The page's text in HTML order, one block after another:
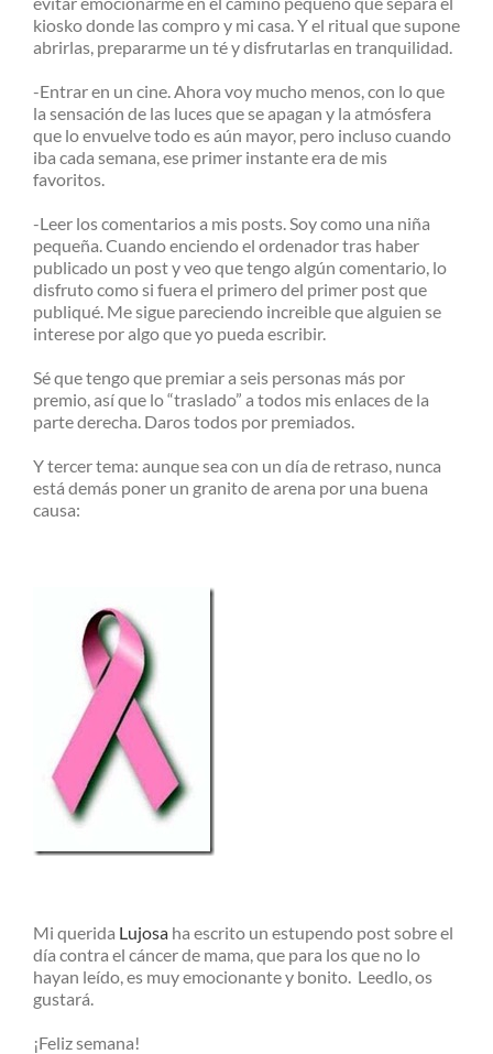
kiosko donde las compro y mi casa. Y el ritual que supone
abrirlas, prepararme un té y disfrutarlas en tranquilidad.
-Entrar en un cine. Ahora voy mucho menos, con lo que
la sensación de las luces que se apagan y la atmósfera
que lo envuelve todo es aún mayor, pero incluso cuando
iba cada semana, ese primer instante era de mis
favoritos.
-Leer los comentarios a mis posts. Soy como una niña
pequeña. Cuando enciendo el ordenador tras haber
publicado un post y veo que tengo algún comentario, lo
disfruto como si fuera el primero del primer post que
publiqué. Me sigue pareciendo increible que alguien se
interese por algo que yo pueda escribir.
Sé que tengo que premiar a seis personas más por
premio, así que lo “traslado” a todos mis enlaces de la
parte derecha. Daros todos por premiados.
Y tercer tema: aunque sea con un día de retraso, nunca
está demás poner un granito de arena por una buena
causa:
Mi querida Lujosa ha escrito un estupendo post sobre el
día contra el cáncer de mama, que para los que no lo
hayan leído, es muy emocionante y bonito. Leedlo, os
gustará.
¡Feliz semana!